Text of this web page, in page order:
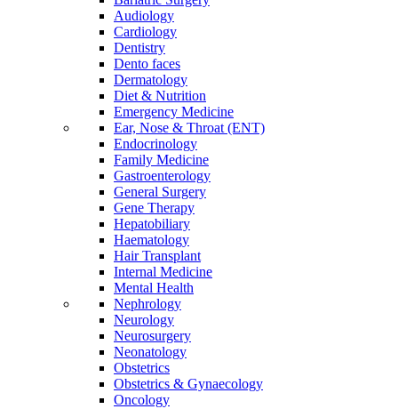
Audiology
Cardiology
Dentistry
Dento faces
Dermatology
Diet & Nutrition
Emergency Medicine
Ear, Nose & Throat (ENT)
Endocrinology
Family Medicine
Gastroenterology
General Surgery
Gene Therapy
Hepatobiliary
Haematology
Hair Transplant
Internal Medicine
Mental Health
Nephrology
Neurology
Neurosurgery
Neonatology
Obstetrics
Obstetrics & Gynaecology
Oncology